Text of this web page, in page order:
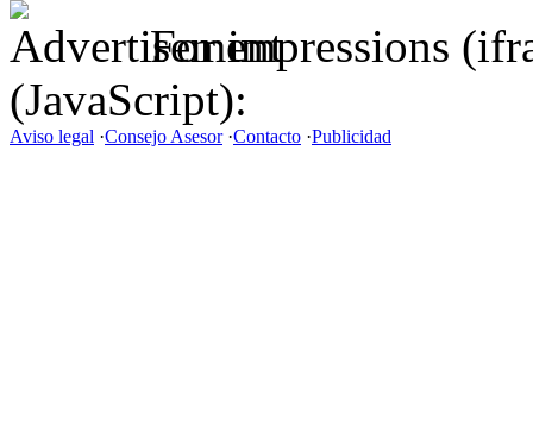
For impressions
(JavaScript):
Aviso legal ·Consejo Asesor·Contacto ·Publicidad